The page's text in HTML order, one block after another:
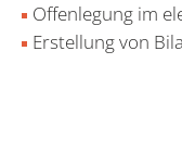
Offenlegung im
Erstellung von